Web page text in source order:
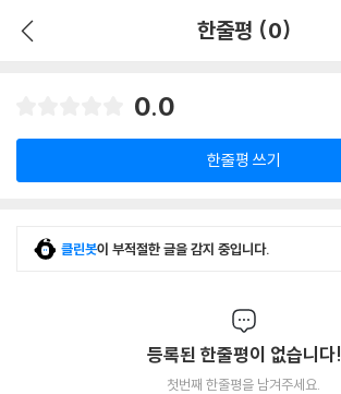
한줄평 (0)
0.0
한줄평 쓰기
클린봇이 부적절한 글을 감지 중입니다.
등록된 한줄평이 없습니다!
첫번째 한줄평을 남겨주세요.